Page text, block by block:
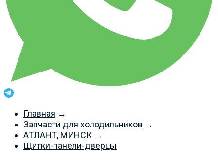
Главная →
Запчасти для холодильников →
АТЛАНТ, МИНСК →
Щитки-панели-дверцы